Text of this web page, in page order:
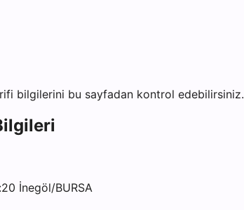
bilgilerini bu sayfadan kontrol edebilirsiniz.
İnegöl/BURSA